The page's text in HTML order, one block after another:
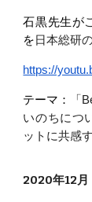
石黒先生が
を 日本総研
https://
テーマ：
「
いのちにつ
ットに共感
2020年12月